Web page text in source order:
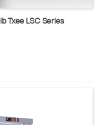
Txee LSC Series